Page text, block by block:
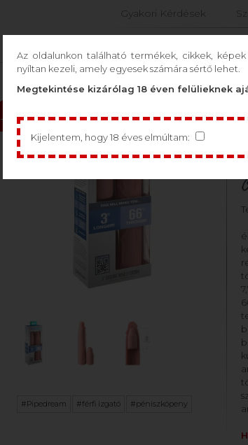
Az oldalunkon található termékek, cikkek,
nyíltan kezeli, amely egyesek számára sértő lehet.
Megtekintése kizárólag 18 éven felülieknek
Kijelentem, hogy 18 éves elmúltam:
Gyakori Kérdések
-40%
#Pipedream #férfi izgató #péniszköpeny